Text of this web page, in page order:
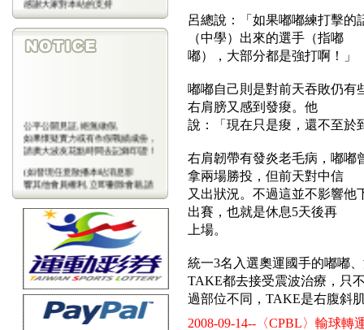
(包年優惠期已停止)
公平公開見証,絕無做假,
如果懷疑實力或有作假戰績成份，
請廣大波友花點時間去記錄印證！
(如發現任意散播本站消息影
響其他會員權利,立即刪除會藉,請
會
呂總說：「如果嘟嘟練打擊的
（中學）出來的選手（指嘟
嘟），大部分都是強打啊！」
嘟嘟自己則是對前天吞敗仍有
右肩膀又感到發痠。他
說：「現在只是痠，還不至於
右肩韌帶有發炎老毛病，嘟嘟
拿兩場勝投，但前天對中信
又出狀況。不過這並不影響他
出賽，也就是休息5天後再
上場。
統一3名入選奧運國手的嘟嘟
TAKE都去接受震波治療，只
過部位不同，TAKE是右腹斜
2008-09-14--〈CPBL〉輸球轉